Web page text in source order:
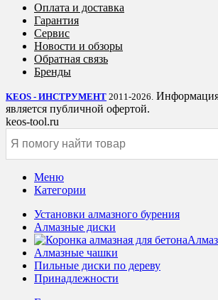
Оплата и доставка
Гарантия
Сервис
Новости и обзоры
Обратная связь
Бренды
KEOS - ИНСТРУМЕНТ 2011-2026.
является публичной офертой.
keos-tool.ru
Меню
Категории
Установки алмазного бурения
Алмазные диски
Алмазные чашки
Пильные диски по дереву
Принадлежности